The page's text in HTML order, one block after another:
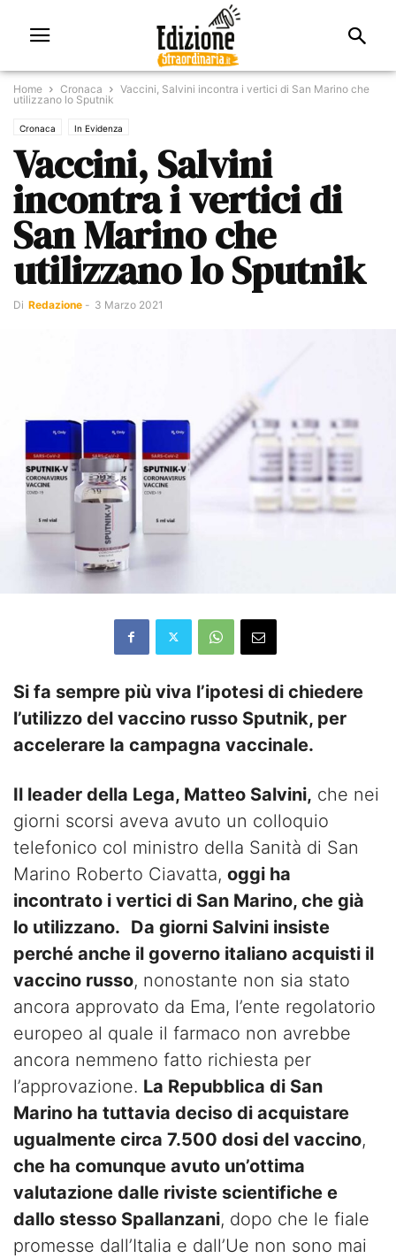
Home Cronaca
Vaccini, Salvini incontra i vertici di San Marino che
utilizzano lo Sputnik
Cronaca In Evidenza
Vaccini, Salvini
incontra i vertici di
San Marino che
utilizzano lo Sputnik
Di Redazione - 3 Marzo 2021
Si fa sempre più viva l’ipotesi di chiedere
l’utilizzo del vaccino russo Sputnik, per
accelerare la campagna vaccinale.
Il leader della Lega, Matteo Salvini, che nei
giorni scorsi aveva avuto un colloquio
telefonico col ministro della Sanità di San
Marino Roberto Ciavatta, oggi ha
incontrato i vertici di San Marino, che già
lo utilizzano. Da giorni Salvini insiste
perché anche il governo italiano acquisti il
vaccino russo, nonostante non sia stato
ancora approvato da Ema, l’ente regolatorio
europeo al quale il farmaco non avrebbe
ancora nemmeno fatto richiesta per
l’approvazione. La Repubblica di San
Marino ha tuttavia deciso di acquistare
ugualmente circa 7.500 dosi del vaccino,
che ha comunque avuto un’ottima
valutazione dalle riviste scientifiche e
dallo stesso Spallanzani, dopo che le fiale
promesse dall’Italia e dall’Ue non sono mai